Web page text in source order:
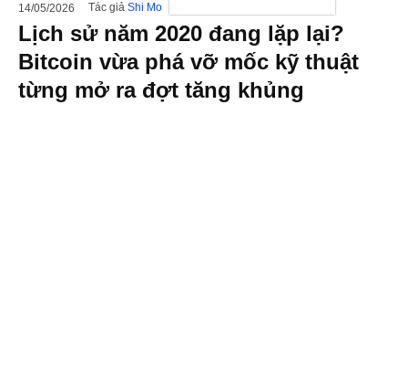
14/05/2026 Tác giả Shi Mo
Lịch sử năm 2020 đang lặp lại?
Bitcoin vừa phá vỡ mốc kỹ thuật
từng mở ra đợt tăng khủng